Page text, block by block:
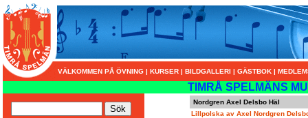
VÄLKOMMEN PÅ ÖVNING | KURSER | BILDGALLERI | GÄSTBOK |
TIMRÅ SPELMÄNS
Nordgren Axel Delsbo Häl
Lillpolska av Axel Nordgren